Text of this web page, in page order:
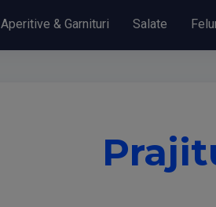
Aperitive & Garnituri Salate